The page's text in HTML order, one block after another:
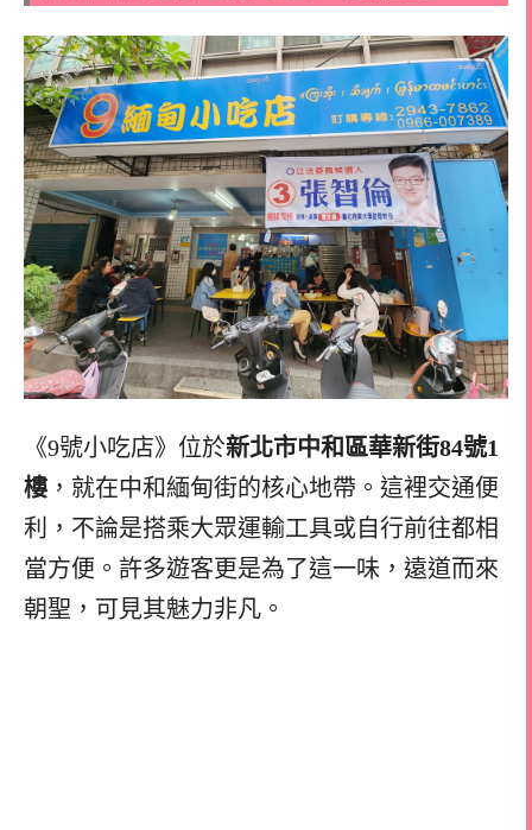
《9號小吃店》位於新北市中和區華新街84號1
樓 ，就在中和緬甸街的核心地帶。這裡交通便
利，不論是搭乘大眾運輸工具或自行前往都相
當方便。許多遊客更是為了這一味，遠道而來
朝聖，可見其魅力非凡。